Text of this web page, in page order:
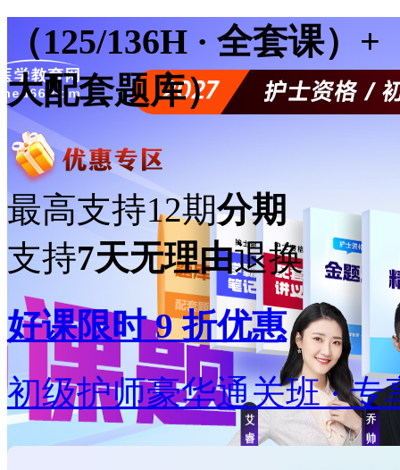
（125/136H · 全套课）+
大配套题库）
最高支持12期分期
支持7天无理由退换
好课限时9折优惠
初级护师豪华通关班 · 专